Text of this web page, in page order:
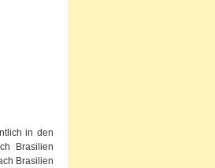
in den
Brasilien
Brasilien